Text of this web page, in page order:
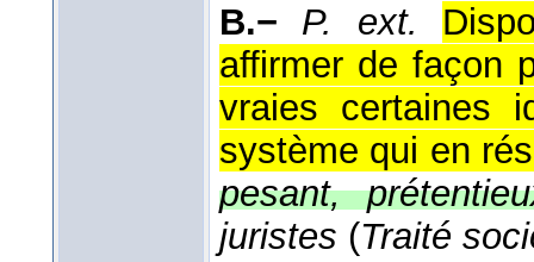
B.−
P. ext.
affirmer de façon
vraies certaines
système qui en
pesant,
juristes (Traité